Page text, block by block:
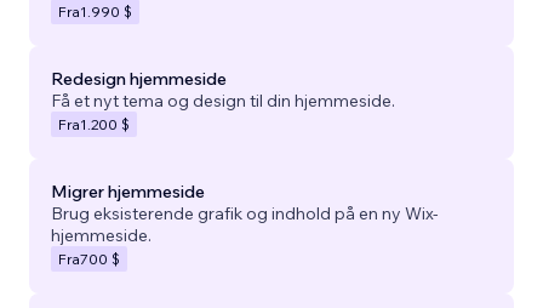
Fra1.990 $
Redesign hjemmeside
Få et nyt tema og design til din hjemmeside.
Fra1.200 $
Migrer hjemmeside
Brug eksisterende grafik og indhold på en ny Wix-
hjemmeside.
Fra700 $